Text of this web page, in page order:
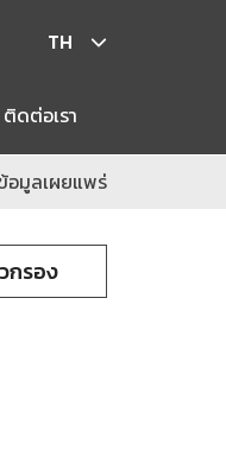
TH
ติดต่อเรา
อมูลเผยแพร่
กรอง